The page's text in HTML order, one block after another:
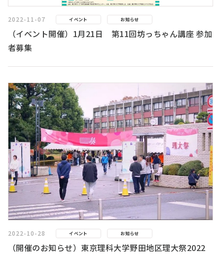
2022-11-07 イベント お知らせ
（イベント開催）1月21日 第11回坊っちゃん講座 参加
者募集
2022-10-28 イベント お知らせ
（開催のお知らせ）東京理科大学野田地区理大祭2022